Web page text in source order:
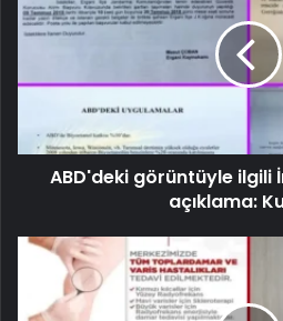
ABD'deki görüntüyle ilgili
açıklama: